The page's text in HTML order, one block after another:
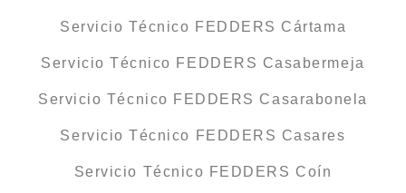
Servicio Técnico FEDDERS Cártama
Servicio Técnico FEDDERS Casabermeja
Servicio Técnico FEDDERS Casarabonela
Servicio Técnico FEDDERS Casares
Servicio Técnico FEDDERS Coín